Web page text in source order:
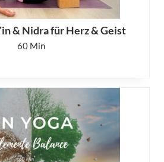
& Nidra für Herz & Geist
60